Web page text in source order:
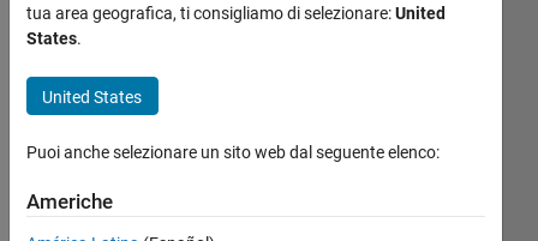
晃
平
Last
mesi fa
dal 2023
tua area geografica, ti consigliamo di selezionare:United
States.
United States
Puoi anche selezionare un sito web dal seguente elenco:
Americhe